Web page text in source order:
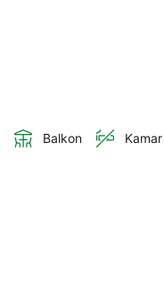
Balkon